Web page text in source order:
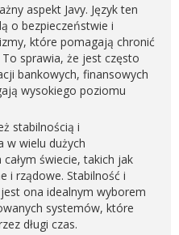
aspekt Javy. Język ten
o bezpieczeństwie i
które pomagają chronić
sprawia, że jest często
bankowych, finansowych
wysokiego poziomu
stabilnością i
w wielu dużych
świecie, takich jak
i rządowe. Stabilność i
ona idealnym wyborem
systemów, które
długi czas.